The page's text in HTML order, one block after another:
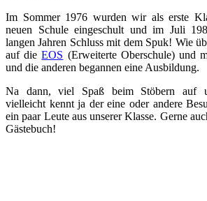
Im Sommer 1976 wurden wir als erste
neuen Schule eingeschult und im Juli
langen Jahren Schluss mit dem Spuk! Wie
auf dieEOS (Erweiterte Oberschule) und
und die anderen begannen eine Ausbildung.
Na dann, viel Spaß beim Stöbern auf
vielleicht kennt ja der eine oder andere
ein paar Leute aus unserer Klasse. Gerne
Gästebuch!